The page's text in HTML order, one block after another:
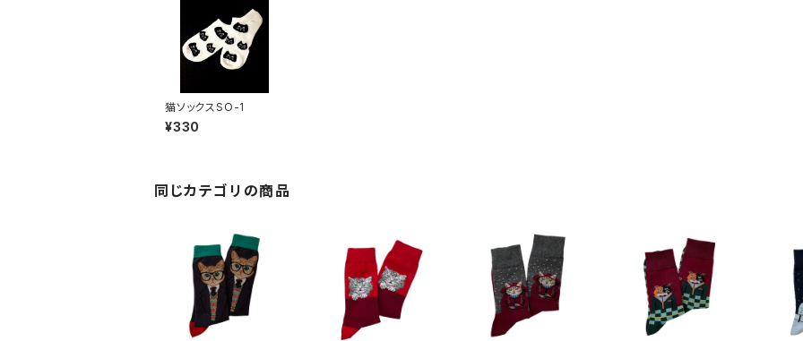
猫ソックスSO-1
¥330
同じカテゴリの商品